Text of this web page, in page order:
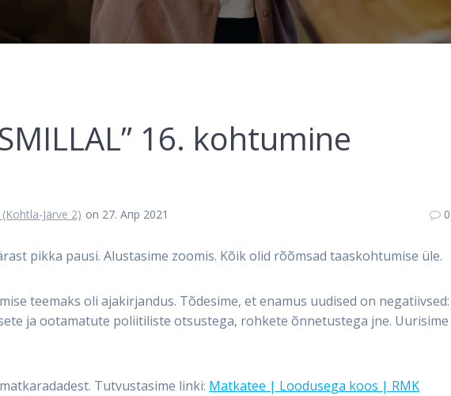
16. kohtumine
Järve 2) on 27. Апр 2021 0
pikka pausi. Alustasime zoomis. Kõik olid rõõmsad taaskohtumise üle.
teemaks oli ajakirjandus. Tõdesime, et enamus uudised on negatiivsed:
ja ootamatute poliitiliste otsustega, rohkete õnnetustega jne. Uurisime
Tutvustasime linki: Matkatee | Loodusega koos | RMK